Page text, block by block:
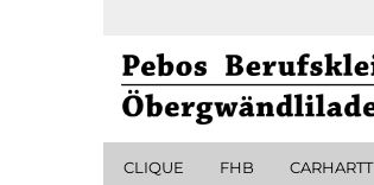
CLIQUE FHB CARHARTT